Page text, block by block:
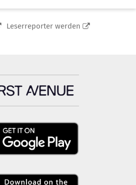
Leserreporter werden